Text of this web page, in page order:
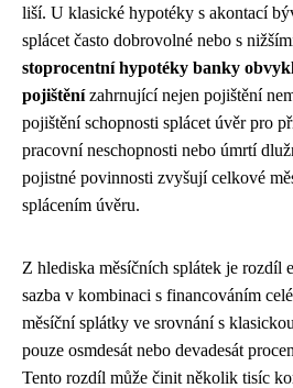
liší. U klasické hypotéky s akontací
splácet často dobrovolné nebo s
stoprocentní hypotéky banky
pojištěnízahrnující nejen pojištění
pojištění schopnosti splácet úvěr pro
pracovní neschopnosti nebo úmrtí
pojistné povinnosti zvyšují celkové
splácením úvěru.
Z hlediska měsíčních splátek je rozdíl
sazba v kombinaci s financováním
měsíční splátky ve srovnání s
pouze osmdesát nebo devadesát
Tento rozdíl může činit několik tisíc